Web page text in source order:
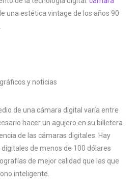
una estética vintage de los años 90
y noticias
de una cámara digital varía entre
hacer un agujero en su billetera
de las cámaras digitales. Hay
de menos de 100 dólares
de mejor calidad que las que
inteligente.